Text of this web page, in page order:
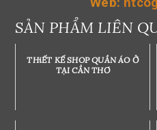
SẢN PHẨM LIÊN
THiẾT KẾ SHOP QUẦN ÁO Ở
TẠI CẦN THƠ